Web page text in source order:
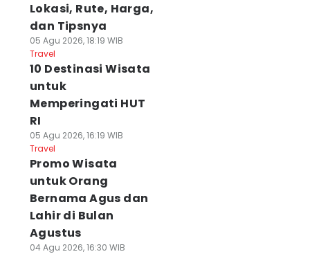
Lokasi, Rute, Harga,
dan Tipsnya
05 Agu 2026, 18:19 WIB
Travel
10 Destinasi Wisata
untuk
Memperingati HUT
RI
05 Agu 2026, 16:19 WIB
Travel
Promo Wisata
untuk Orang
Bernama Agus dan
Lahir di Bulan
Agustus
04 Agu 2026, 16:30 WIB